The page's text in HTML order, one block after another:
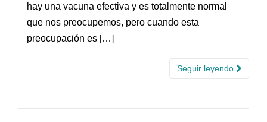
hay una vacuna efectiva y es totalmente normal
que nos preocupemos, pero cuando esta
preocupación es […]
Seguir leyendo